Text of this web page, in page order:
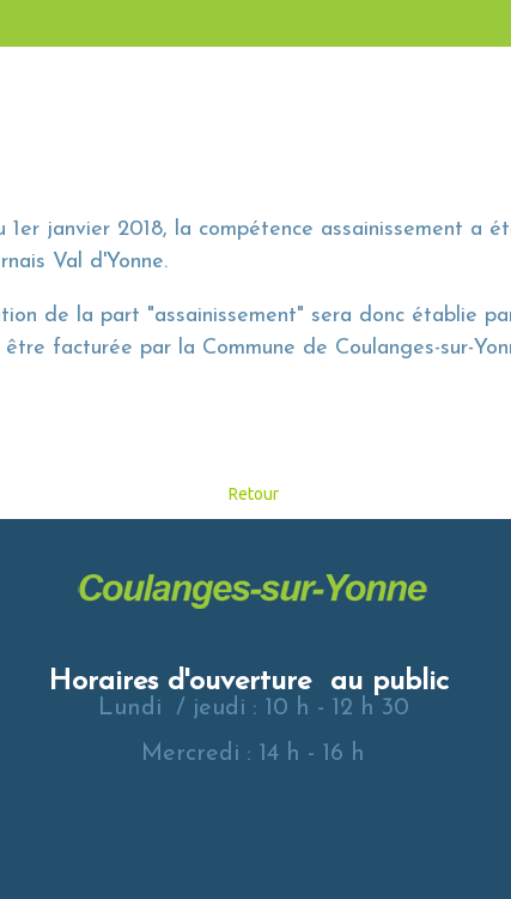
1er janvier 2018, la compétence assainissement a
Val d'Yonne.
de la part "assainissement" sera donc établie
facturée par la Commune de Coulanges-sur-
Retour
Horaires d'ouverture au public
Lundi / jeudi : 10 h - 12 h 30
Mercredi : 14 h - 16 h